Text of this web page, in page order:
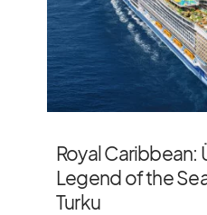
Royal Caribbean:
Legend of the
Turku